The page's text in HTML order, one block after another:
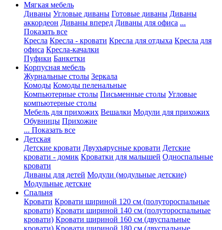
Мягкая мебель
Диваны Угловые диваны Готовые диваны Диваны
аккордеон Диваны вперед Диваны для офиса ...
Показать все
Кресла Кресла - кровати Кресла для отдыха Кресла для
офиса Кресла-качалки
Пуфики Банкетки
Корпусная мебель
Журнальные столы Зеркала
Комоды Комоды пеленальные
Компьютерные столы Письменные столы Угловые
компьютерные столы
Мебель для прихожих Вешалки Модули для прихожих
Обувницы Прихожие
... Показать все
Детская
Детские кровати Двухъярусные кровати Детские
кровати - домик Кроватки для малышей Односпальные
кровати
Диваны для детей Модули (модульные детские)
Модульные детские
Спальня
Кровати Кровати шириной 120 см (полутороспальные
кровати) Кровати шириной 140 см (полутороспальные
кровати) Кровати шириной 160 см (двуспальные
кровати) Кровати шириной 180 см (двуспальные